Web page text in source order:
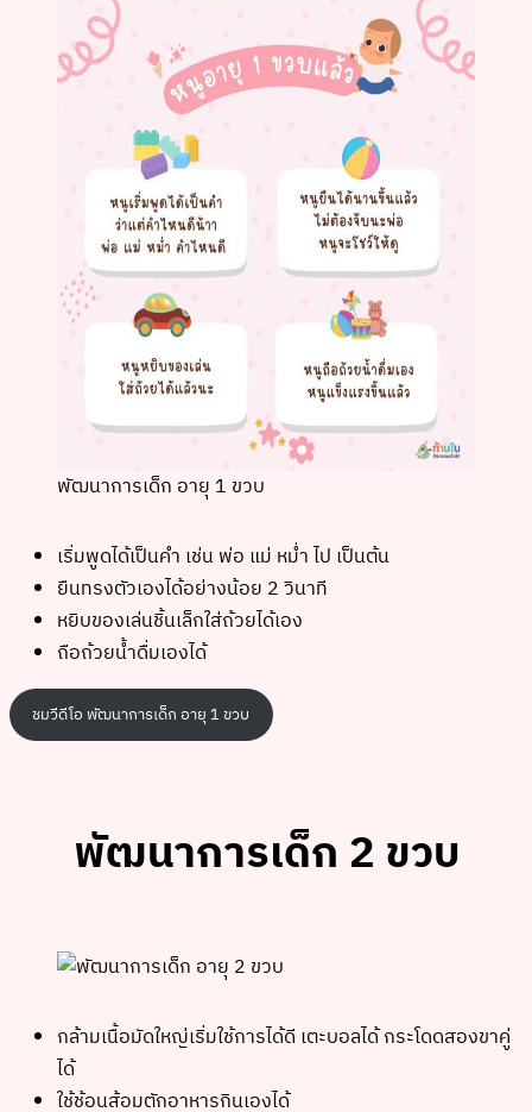
พัฒนาการเด็ก อายุ 1 ขวบ
เริ่มพูดได้เป็นคำ เช่น พ่อ แม่ หม่ำ ไป เป็นต้น
ยืนทรงตัวเองได้อย่างน้อย 2 วินาที
หยิบของเล่นชิ้นเล็กใส่ถ้วยได้เอง
ถือถ้วยน้ำดื่มเองได้
ชมวีดีโอ พัฒนาการเด็ก อายุ 1 ขวบ
พัฒนาการเด็ก 2 ขวบ
กล้ามเนื้อมัดใหญ่เริ่มใช้การได้ดี เตะบอลได้ กระโดดสองขาคู่
ได้
ใช้ช้อนส้อมตักอาหารกินเองได้